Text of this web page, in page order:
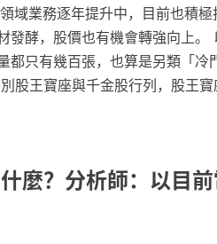
域業務逐年提升中，目前也積
發酵，股價也有機會轉強向上。
都只有幾百張，也算是另類「冷
股王寶座與千金股行列，股王
麼？分析師：以目